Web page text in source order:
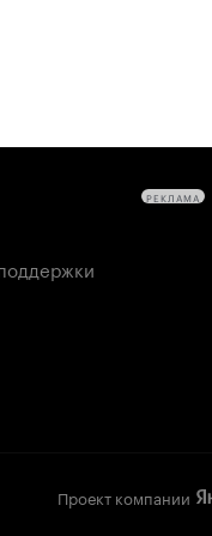
Проект компании
РЕКЛАМА